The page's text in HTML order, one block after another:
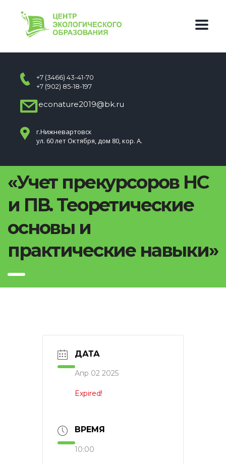
+7 (3466) 43-41-70
+7 (902) 85-18-197
econature2019@bk.ru
г.Нижневартовск
ул. 60 лет Октября, дом 80, кор. А.
«Учет прекурсоров НС
и ПВ. Теоретические
основы и
практические навыки»
ДАТА
Апр 02 2025
Expired!
ВРЕМЯ
10:00